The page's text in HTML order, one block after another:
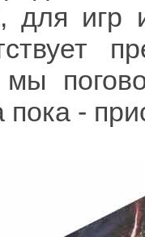
для игр
пока -